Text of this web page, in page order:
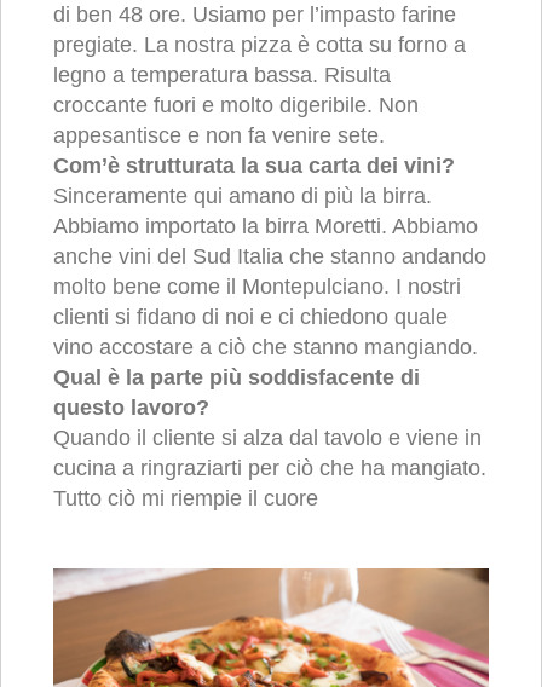
di ben 48 ore. Usiamo per l’impasto farine
pregiate. La nostra pizza è cotta su forno a
legno a temperatura bassa. Risulta
croccante fuori e molto digeribile. Non
appesantisce e non fa venire sete.
Com’è strutturata la sua carta dei vini?
Sinceramente qui amano di più la birra.
Abbiamo importato la birra Moretti. Abbiamo
anche vini del Sud Italia che stanno andando
molto bene come il Montepulciano. I nostri
clienti si fidano di noi e ci chiedono quale
vino accostare a ciò che stanno mangiando.
Qual è la parte più soddisfacente di
questo lavoro?
Quando il cliente si alza dal tavolo e viene in
cucina a ringraziarti per ciò che ha mangiato.
Tutto ciò mi riempie il cuore